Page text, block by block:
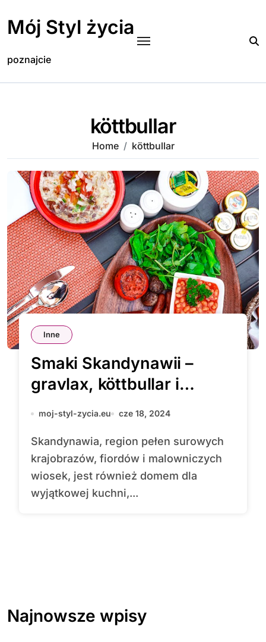
content
Mój Styl życia
poznajcie
köttbullar
Home köttbullar
Inne
Smaki Skandynawii –
gravlax, köttbullar i
kanapki
moj-styl-zycia.eu cze 18, 2024
Skandynawia, region pełen surowych
krajobrazów, fiordów i malowniczych
wiosek, jest również domem dla
wyjątkowej kuchni,...
Najnowsze wpisy